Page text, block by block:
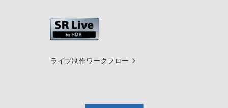
ライブ制作ワークフロー